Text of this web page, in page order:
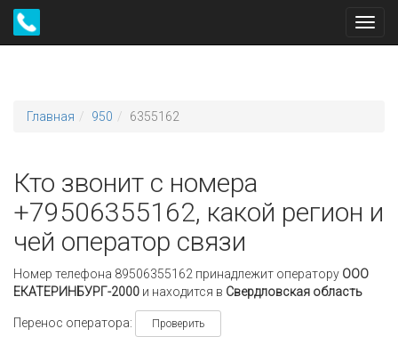
Главная 950 6355162
Кто звонит с номера
+79506355162, какой регион и
чей оператор связи
Номер телефона 89506355162 принадлежит оператору ООО
ЕКАТЕРИНБУРГ-2000 и находится в Свердловская область
Перенос оператора: Проверить